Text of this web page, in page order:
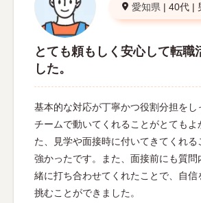
愛知県 | 40代 |
とても頼もしく安心して転職
した。
基本的な対応が丁寧かつ役割分担をし
チームで動いてくれることがとてもよ
た、見学や面接時に付いてきてくれる
強かったです。また、面接前にも質問
緒に打ち合わせてくれたことで、自信
挑むことができました。